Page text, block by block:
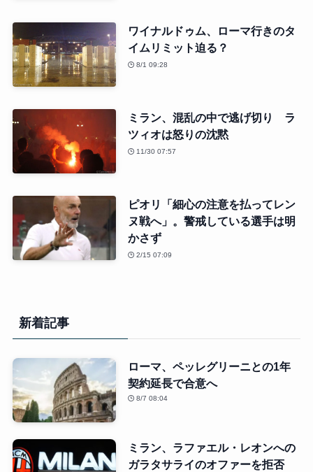
ワイナルドゥム、ローマ行きのタ
イムリミット迫る？
8/1 09:28
ミラン、混乱の中で逃げ切り ラ
ツィオは怒りの沈黙
11/30 07:57
ピオリ「細心の注意を払ってレン
ヌ戦へ」。警戒している選手は明
かさず
2/15 07:09
新着記事
ローマ、ペッレグリーニとの1年
契約延長で合意へ
8/7 08:04
ミラン、ラファエル・レオンへの
ガラタサライのオファーを拒否